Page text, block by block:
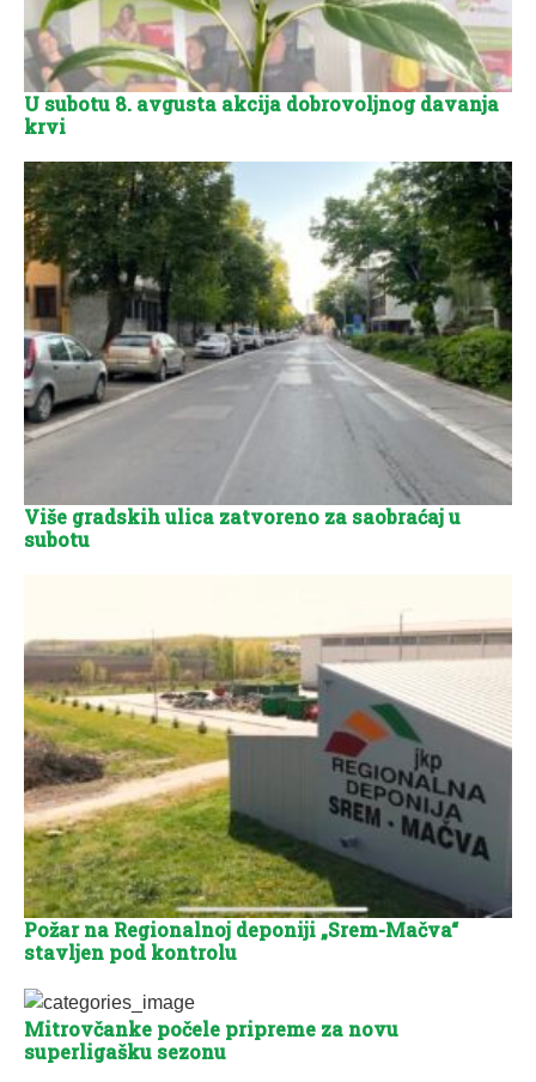
U subotu 8. avgusta akcija dobrovoljnog davanja
krvi
Više gradskih ulica zatvoreno za saobraćaj u
subotu
Požar na Regionalnoj deponiji „Srem-Mačva“
stavljen pod kontrolu
Mitrovčanke počele pripreme za novu
superligašku sezonu